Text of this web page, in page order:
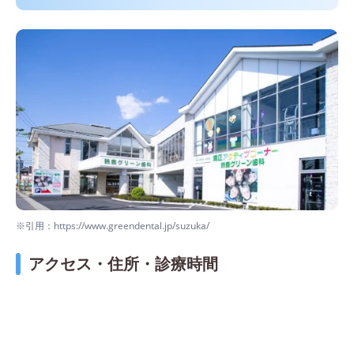
※引用：https://www.greendental.jp/suzuka/
アクセス・住所・診療時間